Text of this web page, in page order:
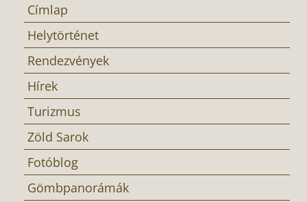
Címlap
Helytörténet
Rendezvények
Hírek
Turizmus
Zöld Sarok
Fotóblog
Gömbpanorámák